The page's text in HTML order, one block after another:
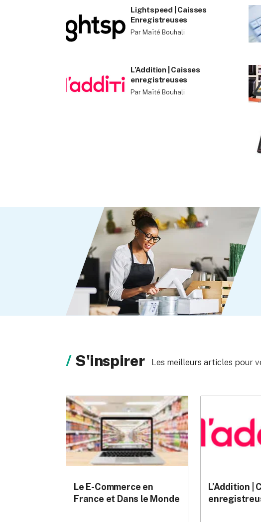
Lightspeed | Caisses
Enregistreuses
Par Maïté Bouhali
L’Addition | Caisses
enregistreuses
Par Maïté Bouhali
S'inspirer Les meilleurs articles pour
Le E-Commerce en
France et Dans le Monde
L’Addition |